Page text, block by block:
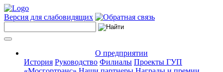
Версия для слабовидящих
О предприятии
История Руководство Филиалы Проекты ГУП